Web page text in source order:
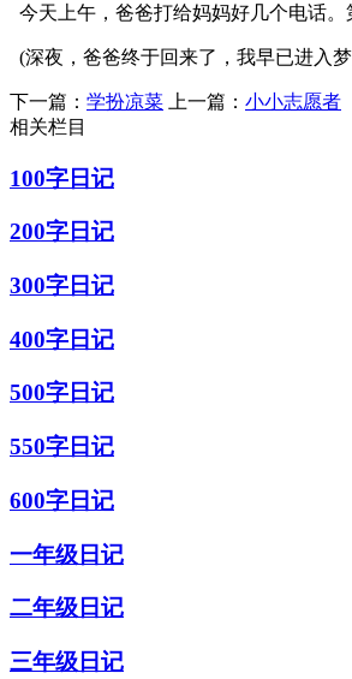
今天上午，爸爸打给妈妈好几个电话
(深夜，爸爸终于回来了，我早已进入
下一篇： 学扮凉菜 上一篇： 小小志愿者
相关栏目
100字日记
200字日记
300字日记
400字日记
500字日记
550字日记
600字日记
一年级日记
二年级日记
三年级日记